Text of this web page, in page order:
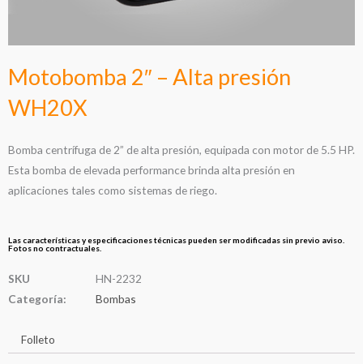
Motobomba 2″ – Alta presión
WH20X
Bomba centrífuga de 2” de alta presión, equipada con motor de 5.5 HP.
Esta bomba de elevada performance brinda alta presión en
aplicaciones tales como sistemas de riego.
Las características y especificaciones técnicas pueden ser modificadas sin previo aviso.
Fotos no contractuales.
SKU
HN-2232
Categoría:
Bombas
Folleto